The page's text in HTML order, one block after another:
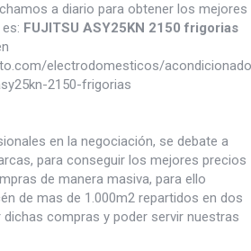
a diario para obtener los mejores
FUJITSU ASY25KN 2150 frigorias
electrodomesticos/
2150-frigorias
en la negociación, se debate a
para conseguir los mejores precios
de manera masiva, para ello
de mas de 1.000m2 repartidos en dos
compras y poder servir nuestras